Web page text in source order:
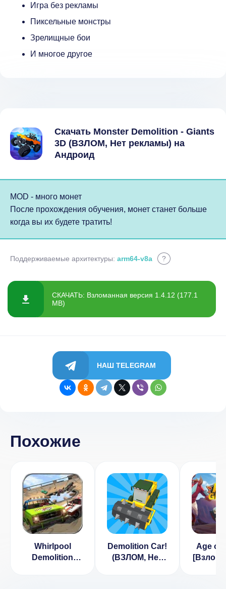
Игра без рекламы
Пиксельные монстры
Зрелищные бои
И многое другое
Скачать Monster Demolition - Giants
3D (ВЗЛОМ, Нет рекламы) на
Андроид
MOD - много монет
После прохождения обучения, монет станет больше
когда вы их будете тратить!
Поддерживаемые архитектуры: arm64-v8a ?
СКАЧАТЬ: Взломанная версия 1.4.12 (177.1
MB)
НАШ TELEGRAM
Похожие
Whirlpool
Demolition
Demolition Car!
(ВЗЛОМ, Нет
Age of
[Взлом: